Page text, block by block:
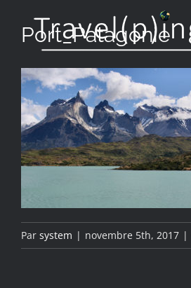
contenu
Port_Patagonie
Par system | novembre 5th, 2017 |